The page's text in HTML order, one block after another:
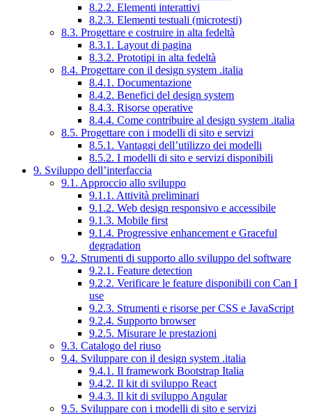
8.2.2. Elementi interattivi
8.2.3. Elementi testuali (microtesti)
8.3. Progettare e costruire in alta fedeltà
8.3.1. Layout di pagina
8.3.2. Prototipi in alta fedeltà
8.4. Progettare con il design system .italia
8.4.1. Documentazione
8.4.2. Benefici del design system
8.4.3. Risorse operative
8.4.4. Come contribuire al design system .italia
8.5. Progettare con i modelli di sito e servizi
8.5.1. Vantaggi dell’utilizzo dei modelli
8.5.2. I modelli di sito e servizi disponibili
9. Sviluppo dell’interfaccia
9.1. Approccio allo sviluppo
9.1.1. Attività preliminari
9.1.2. Web design responsivo e accessibile
9.1.3. Mobile first
9.1.4. Progressive enhancement e Graceful
degradation
9.2. Strumenti di supporto allo sviluppo del software
9.2.1. Feature detection
9.2.2. Verificare le feature disponibili con Can I
use
9.2.3. Strumenti e risorse per CSS e JavaScript
9.2.4. Supporto browser
9.2.5. Misurare le prestazioni
9.3. Catalogo del riuso
9.4. Sviluppare con il design system .italia
9.4.1. Il framework Bootstrap Italia
9.4.2. Il kit di sviluppo React
9.4.3. Il kit di sviluppo Angular
9.5. Sviluppare con i modelli di sito e servizi